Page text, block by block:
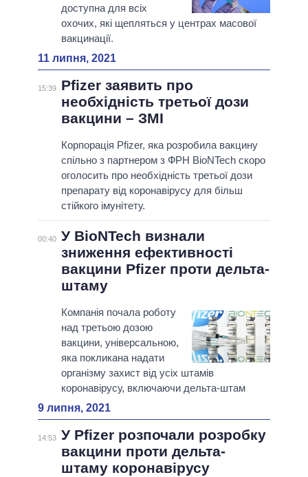
доступна для всіх
охочих, які щепляться у центрах масової
вакцинації.
11 липня, 2021
15:39
Pfizer заявить про
необхідність третьої дози
вакцини – ЗМІ
Корпорація Pfizer, яка розробила вакцину
спільно з партнером з ФРН BioNTech скоро
оголосить про необхідність третьої дози
препарату від коронавірусу для більш
стійкого імунітету.
00:40 У BioNTech визнали
зниження ефективності
вакцини Pfizer проти дельта-
штаму
Компанія почала роботу
над третьою дозою
вакцини, універсальною,
яка покликана надати
організму захист від усіх штамів
коронавірусу, включаючи дельта-штам
9 липня, 2021
14:53 У Pfizer розпочали розробку
вакцини проти дельта-
штаму коронавірусу